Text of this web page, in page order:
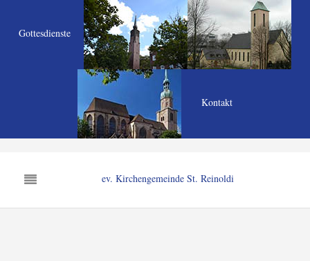
Gottesdienste
Kontakt
ev. Kirchengemeinde St. Reinoldi